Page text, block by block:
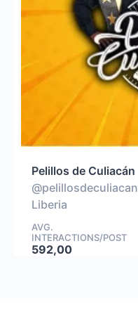
Pelillos de Culiacán
@pelillosdeculiacan
Liberia
AVG.
INTERACTIONS/POST
592,00